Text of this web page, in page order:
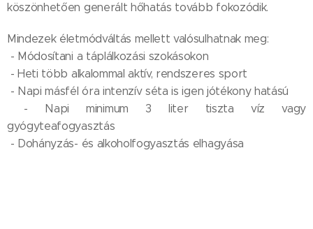
köszönhetően generált hőhatás tovább fokozódik.
Mindezek életmódváltás mellett valósulhatnak meg:
- Módosítani a táplálkozási szokásokon
- Heti több alkalommal aktív, rendszeres sport
- Napi másfél óra intenzív séta is igen jótékony hatású
- Napi minimum 3 liter tiszta víz vagy
gyógyteafogyasztás
- Dohányzás- és alkoholfogyasztás elhagyása